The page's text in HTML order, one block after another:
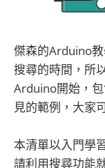
傑森的Arduino
搜尋的時間，所
Arduino開始，
見的範例，大家
本清單以入門學
請利用搜尋功能